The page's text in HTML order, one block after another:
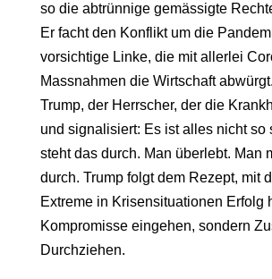
so die abtrünnige gemässigte
Er facht den Konflikt um die
vorsichtige Linke, die mit allerlei
Massnahmen die Wirtschaft
Trump, der Herrscher, der die
und signalisiert: Es ist alles nicht so
steht das durch. Man überlebt. Man
durch. Trump folgt dem Rezept, mit
Extreme in Krisensituationen Erfolg
Kompromisse eingehen, sondern
Durchziehen.